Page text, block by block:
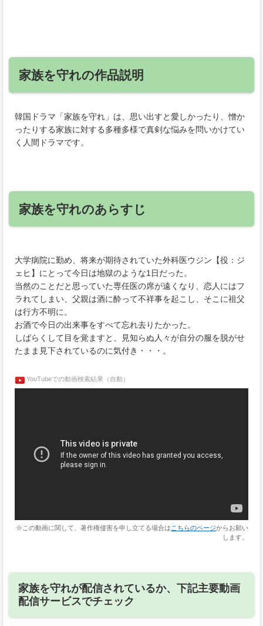
家族を守れの作品説明
韓国ドラマ「家族を守れ」は、思い出すと愛しかったり、憎か
ったりする家族に対する多種多様で真剣な悩みを問いかけてい
く人間ドラマです。
家族を守れのあらすじ
大学病院に勤め、将来が期待されていた外科医ウジン【役：ジ
ェヒ】にとって今日は地獄のような1日だった。
当然のことだと思っていた専任医の席が遠くなり、恋人にはフ
ラれてしまい、父親は酒に酔って不祥事を起こし、そこに祖父
は行方不明に。
お酒で今日の出来事をすべて忘れ去りたかった。
しばらくして目を覚ますと、見知らぬ人々が自分の服を脱がせ
たまま見下されているのに気付き・・・。
YouTubeでの動画検索結果（自動）
※この動画に関して、著作権侵害を申し立てる場合は こちらのページからお願い
します。
家族を守れが配信されているか、下記主要動画
配信サービスでチェック